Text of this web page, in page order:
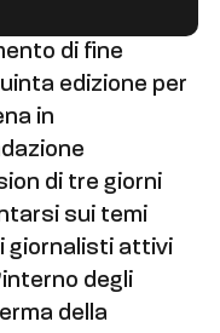
di fine
edizione per
in
di tre giorni
sui temi
giornalisti attivi
degli
della